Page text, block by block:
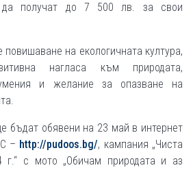
да получат до 7 500 лв. за свои
повишаване на екологичната култура,
нагласа към природата,
и желание за опазване на
бъдат обявени на 23 май в интернет
– http://pudoos.bg/, кампания „Чиста
г.“ с мото „Обичам природата и аз